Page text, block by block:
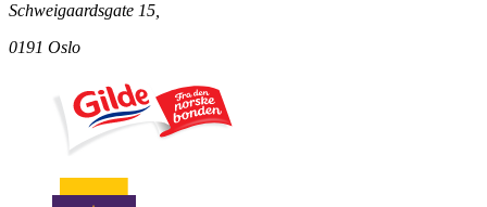
Schweigaardsgate 15,
0191 Oslo